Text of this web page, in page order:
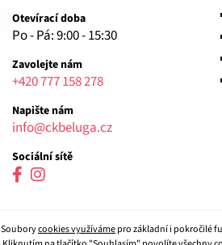
Otevírací doba
Po - Pá: 9:00 - 15:30
Zavolejte nám
+420 777 158 278
Napište nám
info@ckbeluga.cz
Sociální sítě
Souborycookies využívámepro základní i pokročilé